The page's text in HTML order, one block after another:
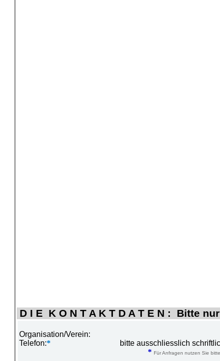
D I E K O N T A K T D A T E N : Bitte
Organisation/Verein:
Telefon:*
bitte ausschliesslich
* Für Anfragen nutzen Sie